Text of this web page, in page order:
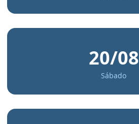
20/08
Sábado